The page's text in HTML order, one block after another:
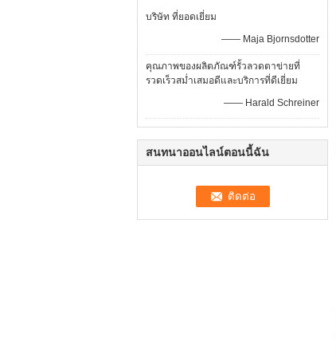
บริษัท ที่ยอดเยี่ยม
—— Maja Bjornsdotter
คุณภาพของผลิตภัณฑ์รั้วลวดตาข่ายที่
รวดเร็วสม่ำเสมอดีและบริการที่ดีเยี่ยม
—— Harald Schreiner
สนทนาออนไลน์ตอนนี้ฉัน